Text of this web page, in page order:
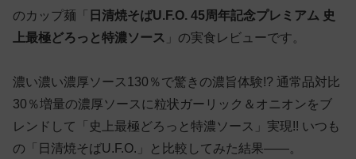
のカップ麺「 日清焼そばU.F.O. 45周年記念プレミアム 史
上最極どろっと特濃ソース 」の実食レビューです。
濃い濃い濃厚ソース130％で驚きの濃旨体験!? 通常品対比
30％増量の濃厚ソースに粒状ガーリック＆オニオンをブ
レンドして「史上最極どろっと特濃ソース」実現!! いつも
の「日清焼そばU.F.O.」と比較してみた結果——。